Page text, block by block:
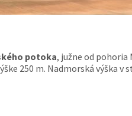
potoka, južne od pohoria
250 m. Nadmorská výška v